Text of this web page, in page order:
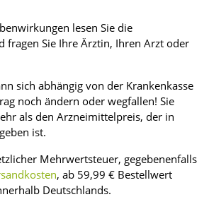
lesen Sie die
fragen Sie Ihre Ärztin, Ihren Arzt oder
sich abhängig von der Krankenkasse
noch ändern oder wegfallen! Sie
als den Arzneimittelpreis, der in
ist.
Mehrwertsteuer, gegebenenfalls
, ab 59,99 € Bestellwert
Deutschlands.